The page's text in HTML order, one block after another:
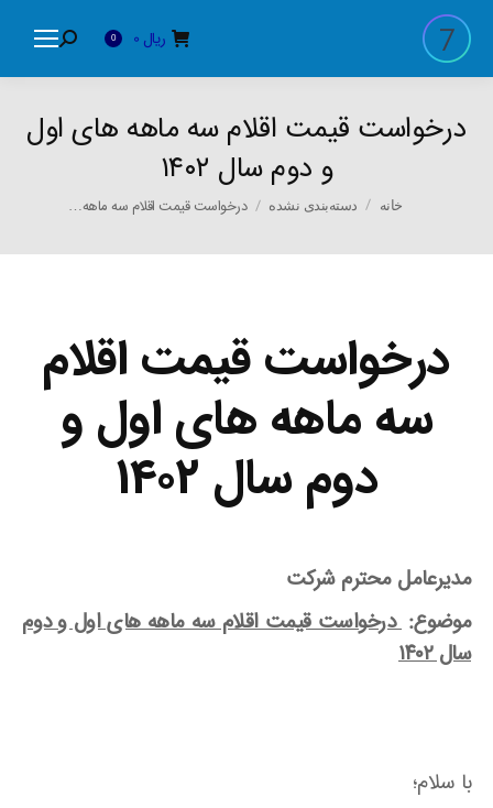
ریال 0
Search:
درخواست قیمت اقلام سه ماهه های اول
و دوم سال ۱۴۰۲
You are here:
خانه دسته‌بندی نشده درخواست قیمت اقلام سه ماهه…
درخواست قیمت اقلام
سه ماهه های اول و
دوم سال ۱۴۰۲
مدیرعامل محترم شرکت
موضوع: درخواست قیمت اقلام سه ماهه های اول و دوم
سال ۱۴۰۲
با سلام؛